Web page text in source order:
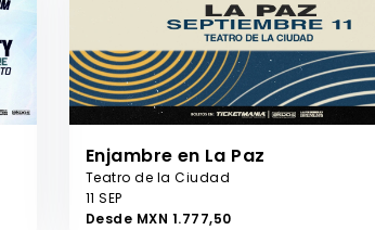
Enjambre en La Paz
Teatro de la Ciudad
11 SEP
Desde MXN 1.777,50